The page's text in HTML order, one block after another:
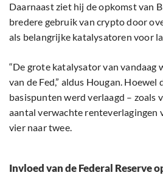
Daarnaast ziet hij de opkomst van
bredere gebruik van crypto door
als belangrijke katalysatoren voor
“De grote katalysator van vandaag
van de Fed,” aldus Hougan. Hoewel
basispunten werd verlaagd – zoals
aantal verwachte renteverlagingen
vier naar twee.
Invloed van de Federal Reserve